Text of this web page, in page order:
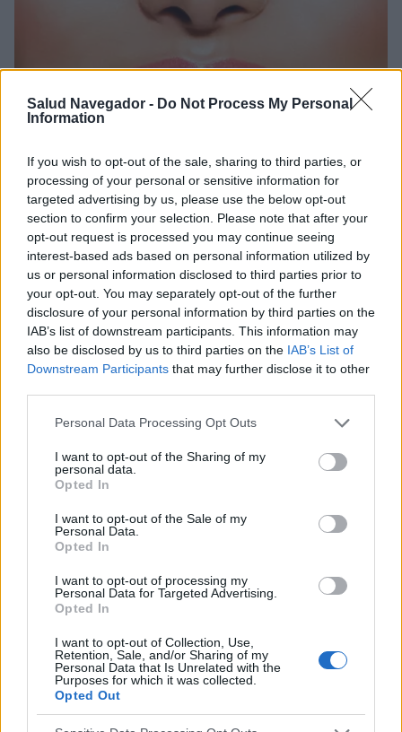
Salud Navegador - Do Not Process My Personal
Information
If you wish to opt-out of the sale, sharing to third parties, or
processing of your personal or sensitive information for
targeted advertising by us, please use the below opt-out
section to confirm your selection. Please note that after your
opt-out request is processed you may continue seeing
interest-based ads based on personal information utilized by
us or personal information disclosed to third parties prior to
your opt-out. You may separately opt-out of the further
disclosure of your personal information by third parties on the
IAB’s list of downstream participants. This information may
also be disclosed by us to third parties on the IAB’s List of
Downstream Participants that may further disclose it to other
Please note that this website/app uses one or more Google
not limited to your visit or usage behaviour. You may click to
grant or deny consent to Google and its third-party tags to
use your data for below specified purposes in below Google
consent section.
Personal Data Processing Opt Outs
I want to opt-out of the Sharing of my
personal data.
Opted In
I want to opt-out of the Sale of my
Personal Data.
Opted In
I want to opt-out of processing my
Personal Data for Targeted Advertising.
Opted In
I want to opt-out of Collection, Use,
Retention, Sale, and/or Sharing of my
Personal Data that Is Unrelated with the
Purposes for which it was collected.
Opted Out
ODONTOLOGÍA COSMÉTICA
¿Por qué los estadounidenses están obsesionados con
sus dientes?
Existen varios estereotipos sobre los estadounidenses.
Aunque muchos de ellos son falsos, uno es la verdad
absoluta. Se trata de la obsesión de los estadounidenses
por sus dientes. En el siguiente...
ODONTOLOGÍA COSMÉTICA
Adhesión: un método para restaurar los dientes
La adhesión es un método para restaurar las superficies
dentales, así como para cubrir decoloraciones, caries y
deformaciones con resina compuesta; el material está